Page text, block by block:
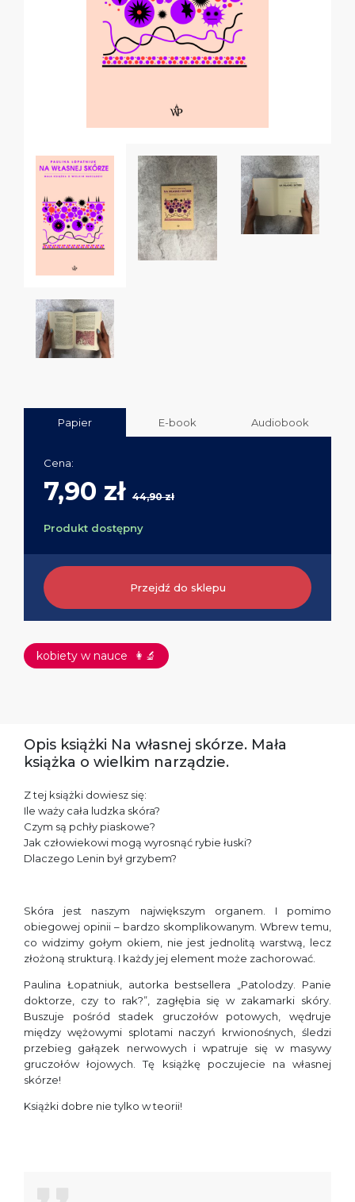
Papier E-book Audiobook
Cena:
7,90 zł 44,90 zł
Produkt dostępny
Przejdź do sklepu
kobiety w nauce 👩‍🔬
Opis książki Na własnej skórze. Mała
książka o wielkim narządzie.
Z tej książki dowiesz się:
Ile waży cała ludzka skóra?
Czym są pchły piaskowe?
Jak człowiekowi mogą wyrosnąć rybie łuski?
Dlaczego Lenin był grzybem?
Skóra jest naszym największym organem. I pomimo
obiegowej opinii – bardzo skomplikowanym. Wbrew temu,
co widzimy gołym okiem, nie jest jednolitą warstwą, lecz
złożoną strukturą. I każdy jej element może zachorować.
Paulina Łopatniuk, autorka bestsellera „Patolodzy. Panie
doktorze, czy to rak?”, zagłębia się w zakamarki skóry.
Buszuje pośród stadek gruczołów potowych, wędruje
między wężowymi splotami naczyń krwionośnych, śledzi
przebieg gałązek nerwowych i wpatruje się w masywy
gruczołów łojowych. Tę książkę poczujecie na własnej
skórze!
Książki dobre nie tylko w teorii!